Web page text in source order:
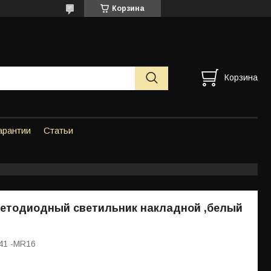
Корзина
Корзина
Статьи
светильник накладной ,белый
-MR16